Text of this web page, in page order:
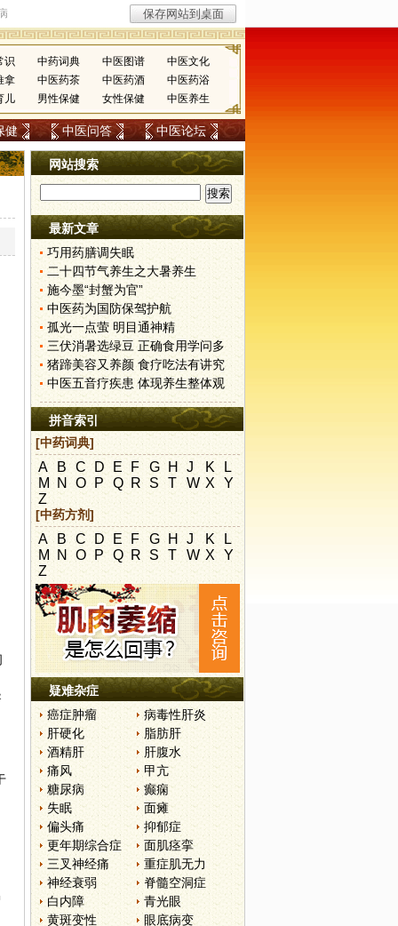
识 中药词典 中医图谱
中医文化
拿
中医药茶 中医药酒
中医药浴
儿
男性保健 女性保健 中医养生
健 中医问答 中医论坛
网站搜索
最新文章
巧用药膳调失眠
二十四节气养生之大暑养生
施今墨“封蟹为官”
中医药为国防保驾护航
孤光一点萤 明目通神精
三伏消暑选绿豆 正确食用学问多
猪蹄美容又养颜 食疗吃法有讲究
中医五音疗疾患 体现养生整体观
拼音索引
[中药词典]
A B C D E F G H J K
L
M N O P Q R S T W X
Y
Z
[中药方剂]
A B C D E F G H J K
L
M N O P Q R S T W X
Y
Z
疑难杂症
癌症肿瘤
病毒性肝炎
肝硬化
脂肪肝
酒精肝
肝腹水
痛风
甲亢
糖尿病
癫痫
失眠
面瘫
偏头痛
抑郁症
更年期综合症
面肌痉挛
三叉神经痛
重症肌无力
神经衰弱
脊髓空洞症
白内障
青光眼
黄斑变性
眼底病变